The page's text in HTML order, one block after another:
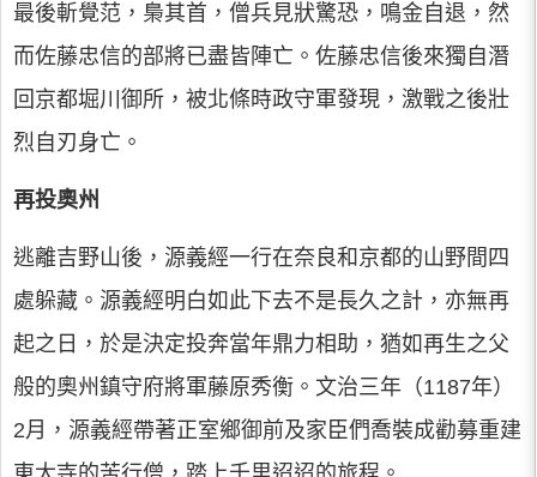
最後斬覺范，梟其首，僧兵見狀驚恐，鳴金自退，然
而佐藤忠信的部將已盡皆陣亡。佐藤忠信後來獨自潛
回京都堀川御所，被北條時政守軍發現，激戰之後壯
烈自刃身亡。
再投奧州
逃離吉野山後，源義經一行在奈良和京都的山野間四
處躲藏。源義經明白如此下去不是長久之計，亦無再
起之日，於是決定投奔當年鼎力相助，猶如再生之父
般的奧州鎮守府將軍藤原秀衡。文治三年（1187年）
2月，源義經帶著正室鄉御前及家臣們喬裝成勸募重建